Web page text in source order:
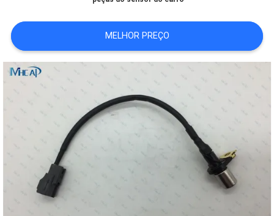
UMAS
CITAÇÕES
MAPA
PRIVACY
POLICY
MELHOR PREÇO